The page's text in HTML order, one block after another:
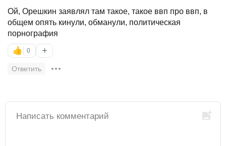
Ой, Орешкин заявлял там такое, такое ввп про ввп, в
общем опять кинули, обманули, политическая
порнография
👍 0 +
Ответить